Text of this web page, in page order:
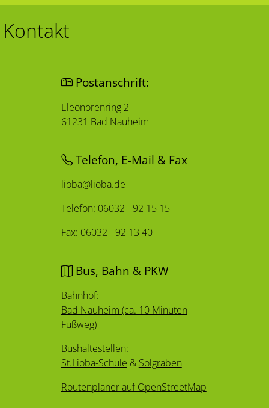
Kontakt
Postanschrift:
Eleonorenring 2
61231 Bad Nauheim
Telefon, E-Mail & Fax
lioba@lioba.de
Telefon: 06032 - 92 15 15
Fax: 06032 - 92 13 40
Bus, Bahn & PKW
Bahnhof:
Bad Nauheim (ca. 10 Minuten
Fußweg)
Bushaltestellen:
St.Lioba-Schule & Solgraben
Routenplaner auf OpenStreetMap